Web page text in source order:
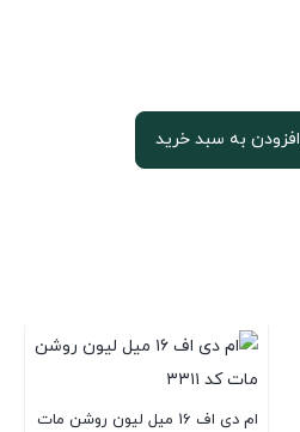
افزودن به سبد خرید
ام دی اف 16 میل لیون روشن مات